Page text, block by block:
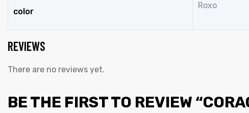
color
Roxo
REVIEWS
There are no reviews yet.
BE THE FIRST TO REVIEW